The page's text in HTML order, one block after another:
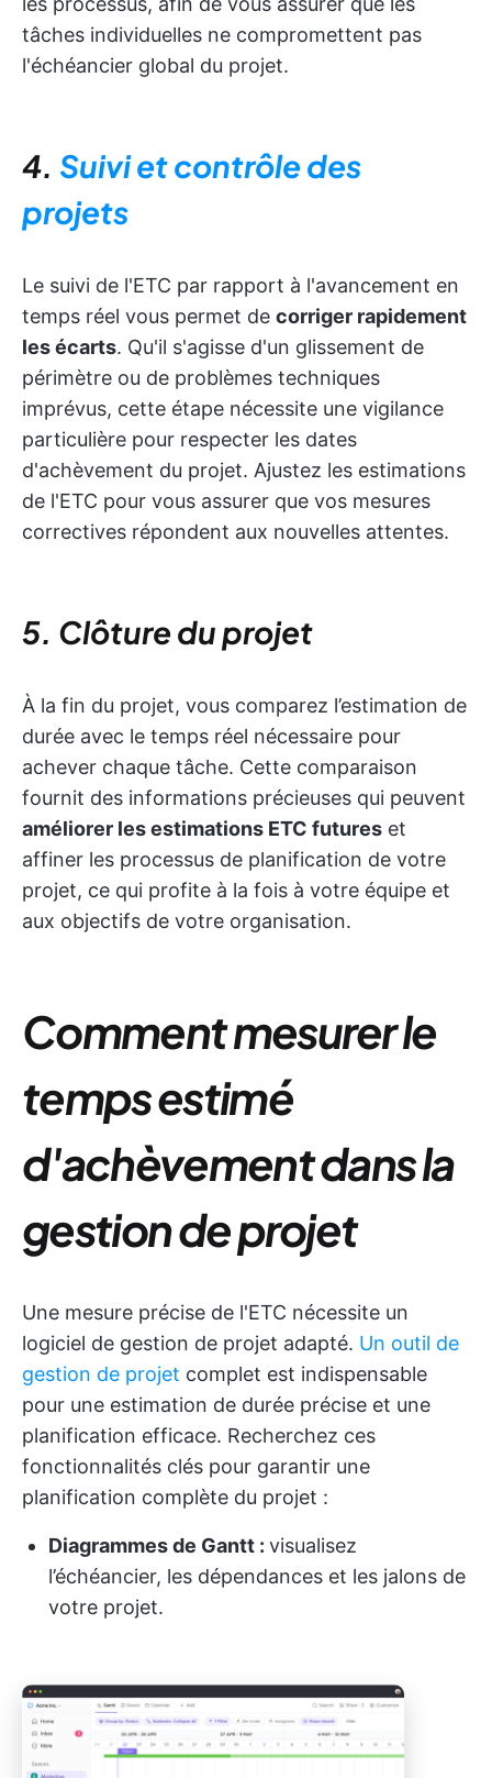
tâches individuelles ne compromettent pas
l'échéancier global du projet.
4. Suivi et contrôle des
projets
Le suivi de l'ETC par rapport à l'avancement en
temps réel vous permet de corriger rapidement
les écarts. Qu'il s'agisse d'un glissement de
périmètre ou de problèmes techniques
imprévus, cette étape nécessite une vigilance
particulière pour respecter les dates
d'achèvement du projet. Ajustez les estimations
de l'ETC pour vous assurer que vos mesures
correctives répondent aux nouvelles attentes.
5. Clôture du projet
À la fin du projet, vous comparez l’estimation de
durée avec le temps réel nécessaire pour
achever chaque tâche. Cette comparaison
fournit des informations précieuses qui peuvent
améliorer les estimations ETC futures et
affiner les processus de planification de votre
projet, ce qui profite à la fois à votre équipe et
aux objectifs de votre organisation.
Comment mesurer le
temps estimé
d'achèvement dans la
gestion de projet
Une mesure précise de l'ETC nécessite un
logiciel de gestion de projet adapté. Un outil de
gestion de projet complet est indispensable
pour une estimation de durée précise et une
planification efficace. Recherchez ces
fonctionnalités clés pour garantir une
planification complète du projet :
Diagrammes de Gantt : visualisez
l’échéancier, les dépendances et les jalons de
votre projet.